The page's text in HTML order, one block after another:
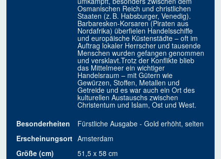
Osmanischen Reich und christlichen
Staaten (z. B. Habsburger, Venedig).
Barbaresken-Korsaren (Piraten aus
Nordafrika) überfielen Handelsschiffe
und europäische Küstenstädte – oft im
Auftrag lokaler Herrscher und tausende
Menschen wurden gefangen genommen
und versklavt.Trotz der Konflikte blieb
das Mittelmeer ein wichtiger
Handelsraum – mit Gütern wie
Gewürzen, Stoffen, Metallen und
Getreide und es war auch ein Ort des
kulturellen Austauschs zwischen
Christentum und Islam, Ost und West.
Besonderheiten
Fürstliche Ausgabe - Gold erhöht, selten
Erscheinungsort Amsterdam
Größe (cm)
51,5 x 58 cm